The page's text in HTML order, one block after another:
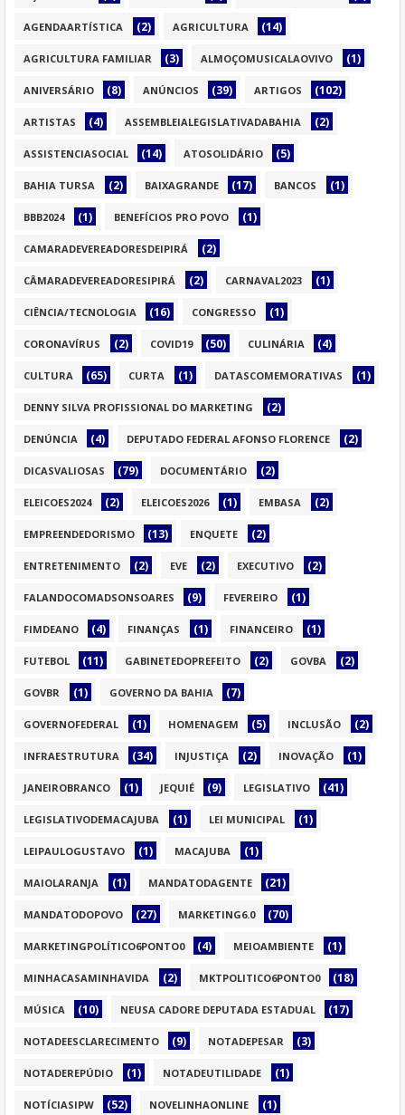
AGENDAARTÍSTICA (2) AGRICULTURA (14)
AGRICULTURA FAMILIAR (3) ALMOÇOMUSICALAOVIVO (1)
ANIVERSÁRIO (8) ANÚNCIOS (39) ARTIGOS (102)
ARTISTAS (4) ASSEMBLEIALEGISLATIVADABAHIA (2)
ASSISTENCIASOCIAL (14) ATOSOLIDÁRIO (5)
BAHIA TURSA (2) BAIXAGRANDE (17) BANCOS (1)
BBB2024 (1) BENEFÍCIOS PRO POVO (1)
CAMARADEVEREADORESDEIPIRÁ (2)
CÂMARADEVEREADORESIPIRÁ (2) CARNAVAL2023 (1)
CIÊNCIA/TECNOLOGIA (16) CONGRESSO (1)
CORONAVÍRUS (2) COVID19 (50) CULINÁRIA (4)
CULTURA (65) CURTA (1) DATASCOMEMORATIVAS (1)
DENNY SILVA PROFISSIONAL DO MARKETING (2)
DENÚNCIA (4) DEPUTADO FEDERAL AFONSO FLORENCE (2)
DICASVALIOSAS (79) DOCUMENTÁRIO (2)
ELEICOES2024 (2) ELEICOES2026 (1) EMBASA (2)
EMPREENDEDORISMO (13) ENQUETE (2)
ENTRETENIMENTO (2) EVE (2) EXECUTIVO (2)
FALANDOCOMADSONSOARES (9) FEVEREIRO (1)
FIMDEANO (4) FINANÇAS (1) FINANCEIRO (1)
FUTEBOL (11) GABINETEDOPREFEITO (2) GOVBA (2)
GOVBR (1) GOVERNO DA BAHIA (7)
GOVERNOFEDERAL (1) HOMENAGEM (5) INCLUSÃO (2)
INFRAESTRUTURA (34) INJUSTIÇA (2) INOVAÇÃO (1)
JANEIROBRANCO (1) JEQUIÉ (9) LEGISLATIVO (41)
LEGISLATIVODEMACAJUBA (1) LEI MUNICIPAL (1)
LEIPAULOGUSTAVO (1) MACAJUBA (1)
MAIOLARANJA (1) MANDATODAGENTE (21)
MANDATODOPOVO (27) MARKETING6.0 (70)
MARKETINGPOLÍTICO6PONTO0 (4) MEIOAMBIENTE (1)
MINHACASAMINHAVIDA (2) MKTPOLITICO6PONTO0 (18)
MÚSICA (10) NEUSA CADORE DEPUTADA ESTADUAL (17)
NOTADEESCLARECIMENTO (9) NOTADEPESAR (3)
NOTADEREPÚDIO (1) NOTADEUTILIDADE (1)
NOTÍCIASIPW (52) NOVELINHAONLINE (1)